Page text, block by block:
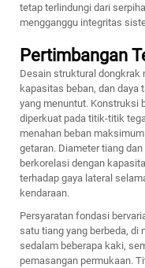
tetap terlindungi dari
mengganggu integritas
Pertimbangan
Desain struktural dongkrak
kapasitas beban, dan daya
yang menuntut. Konstruksi
diperkuat pada titik-titik
menahan beban
getaran. Diameter tiang
berkorelasi dengan
terhadap gaya lateral
kendaraan.
Persyaratan fondasi
satu tiang yang berbeda, di
sedalam beberapa kaki,
pemasangan permukaan.